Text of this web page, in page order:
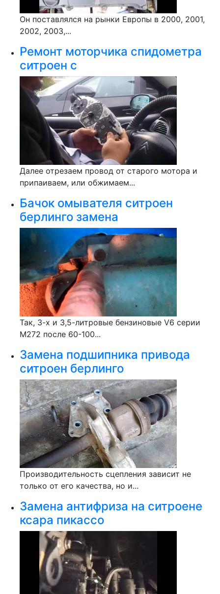
Он поставлялся на рынки Европы в 2000, 2001,
2002, 2003,...
Ремонт моторчика спидометра
ситроен с
Далее отрезаем провод от старого мотора и
припаиваем, или обжимаем...
Бачок омывателя ситроен
берлинго замена
Так, 3-х и 3,5-литровые бензиновые V6 серии
М272 после 60-100...
Замена подшипника привода
ситроен берлинго
Производительность сцепления зависит не
только от его качества, но и...
Замена антифриза на ситроене
ксара пикассо